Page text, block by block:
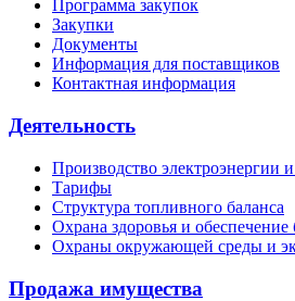
Программа закупок
Закупки
Документы
Информация для поставщиков
Контактная информация
Деятельность
Производство электроэнергии
Тарифы
Структура топливного баланса
Охрана здоровья и обеспечение
Охраны окружающей среды и
Продажа имущества